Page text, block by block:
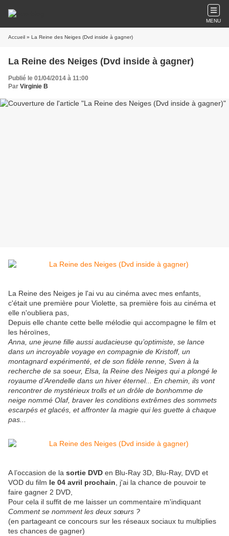
MENU
Accueil » La Reine des Neiges (Dvd inside à gagner)
La Reine des Neiges (Dvd inside à gagner)
Publié le 01/04/2014 à 11:00
Par Virginie B
La Reine des Neiges je l'ai vu au cinéma avec mes enfants,
c'était une première pour Violette, sa première fois au cinéma et
elle n'oubliera pas,
Depuis elle chante cette belle mélodie qui accompagne le film et
les héroïnes,
Anna, une jeune fille aussi audacieuse qu’optimiste, se lance
dans un incroyable voyage en compagnie de Kristoff, un
montagnard expérimenté, et de son fidèle renne, Sven à la
recherche de sa soeur, Elsa, la Reine des Neiges qui a plongé le
royaume d’Arendelle dans un hiver éternel... En chemin, ils vont
rencontrer de mystérieux trolls et un drôle de bonhomme de
neige nommé Olaf, braver les conditions extrêmes des sommets
escarpés et glacés, et affronter la magie qui les guette à chaque
pas...
A l’occasion de la sortie DVD en Blu-Ray 3D, Blu-Ray, DVD et
VOD du film le 04 avril prochain , j'ai la chance de pouvoir te
faire gagner 2 DVD,
Pour cela il suffit de me laisser un commentaire m'indiquant
Comment se nomment les deux sœurs ?
(en partageant ce concours sur les réseaux sociaux tu multiplies
tes chances de gagner)